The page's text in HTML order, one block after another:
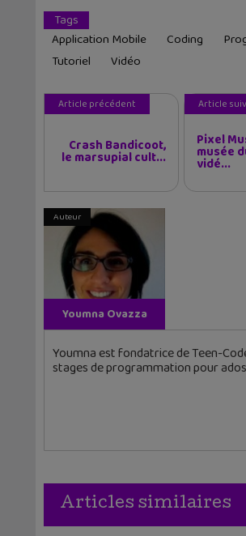
Tags
Application Mobile
Coding
Tutoriel
Vidéo
Article précédent
Crash Bandicoot,
le marsupial cult...
Article
Pixel
musée
vidé...
Auteur
Youmna Ovazza
Youmna est fondatrice de Teen-
stages de programmation pour ados
Articles similaires